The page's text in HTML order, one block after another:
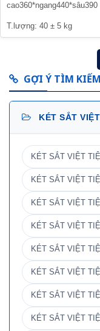
cao360*ngang440*sâu390
T.lượng: 40 ± 5 kg
GỢI Ý TÌM
KÉT SẮT
KÉT SẮT VIỆT
KÉT SẮT VIỆT
KÉT SẮT VIỆT
KÉT SẮT VIỆT
KÉT SẮT VIỆT
KÉT SẮT VIỆT
KÉT SẮT VIỆT
KÉT SẮT VIỆT